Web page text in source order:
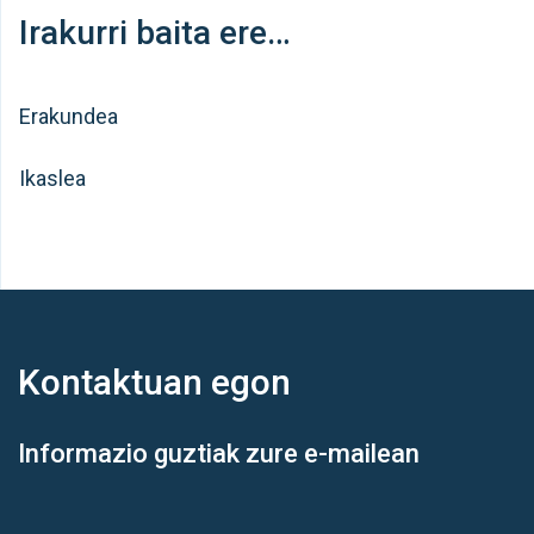
Irakurri baita ere…
Erakundea
Ikaslea
Kontaktuan egon
Informazio guztiak zure e-mailean